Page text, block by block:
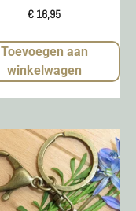
€ 16,95
Toevoegen aan
winkelwagen